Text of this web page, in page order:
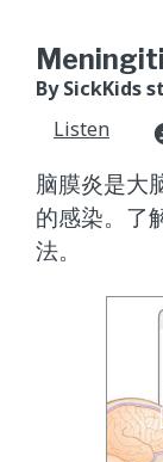
By SickKids
Listen
脑膜炎是大
的感染。了
法。